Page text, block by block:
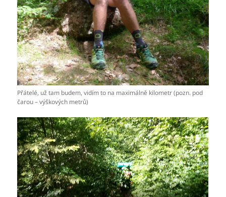
Přátelé, už tam budem, vidím to na maximálně kilometr (pozn. pod
čarou – výškových metrů)